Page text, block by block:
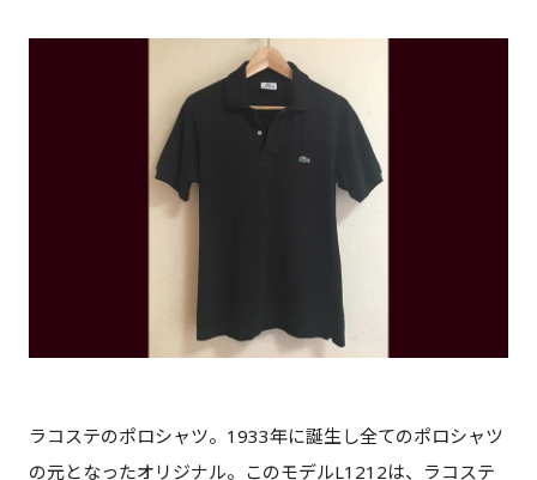
ラコステのポロシャツ。1933年に誕生し全てのポロシャツ
の元となったオリジナル。このモデルL1212は、ラコステ